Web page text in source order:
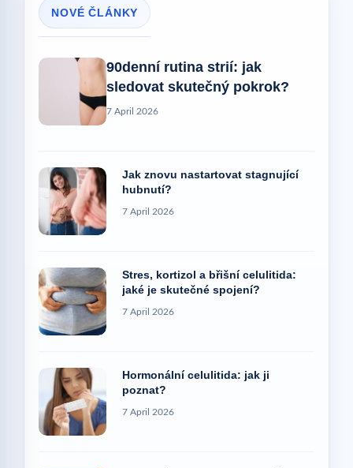
NOVÉ ČLÁNKY
90denní rutina strií: jak
sledovat skutečný pokrok?
7 April 2026
Jak znovu nastartovat stagnující
hubnutí?
7 April 2026
Stres, kortizol a břišní celulitida:
jaké je skutečné spojení?
7 April 2026
Hormonální celulitida: jak ji
poznat?
7 April 2026